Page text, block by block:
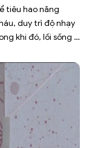
tiêu hao năng
duy trì độ nhạy
khi đó, lối sống ít